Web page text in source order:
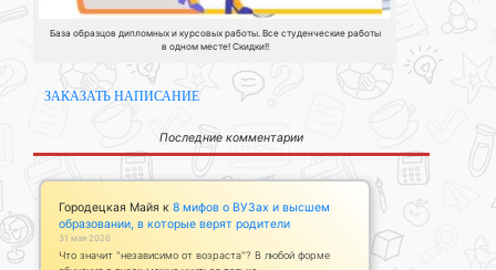
База образцов дипломных и курсовых работы. Все студенческие работы
в одном месте! Скидки!!
ЗАКАЗАТЬ НАПИСАНИЕ
Последние комментарии
Городецкая Майя к 8 мифов о ВУЗах и высшем
образовании, в которые верят родители
31 мая 2026
Что значит "независимо от возраста"? В любой форме